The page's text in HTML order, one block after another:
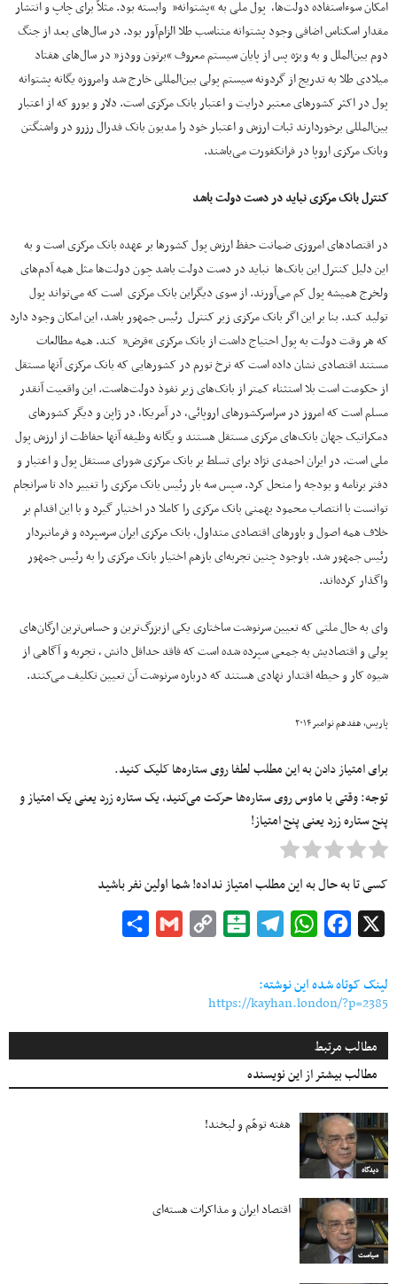
امکان سوءاستفاده دولت‌ها، پول ملی به “پشتوانه” وابسته بود. مثلاً برای چاپ و انتشار
مقدار اسکناس اضافی وجود پشتوانه متناسب طلا الزام‌آور بود. در سال‌های بعد از جنگ
دوم بین‌الملل و به ویژه پس از پایان سیستم معروف “برتون وودز” در سال‌های هفتاد
میلادی طلا به تدریج از گردونه سیستم پولی بین‌المللی خارج شد وامروزه یگانه پشتوانه
پول در اکثر کشورهای معتبر درایت و اعتبار بانک مرکزی است. دلار و یورو که از اعتبار
بین‌المللی برخوردارند ثبات ارزش و اعتبار خود را مدیون بانک فدرال رزرو در واشنگتن
وبانک مرکزی اروپا در فرانکفورت می‌باشند.
کنترل بانک مرکزی نباید در دست دولت باشد
در اقتصادهای امروزی ضمانت حفظ ارزش پول کشورها بر عهده بانک مرکزی است و به
این دلیل کنترل این بانک‌ها نباید در دست دولت باشد چون دولت‌ها مثل همه آدم‌های
ولخرج همیشه پول کم می‌آورند. از سوی دیگراین بانک مرکزی است که می‌تواند پول
تولید کند. بنا بر این اگر بانک مرکزی زیر کنترل رئیس جمهور باشد، این امکان وجود دارد
که هر وقت دولت به پول احتیاج داشت از بانک مرکزی “قرض” کند. همه مطالعات
مستند اقتصادی نشان داده است که نرخ تورم در کشورهایی که بانک مرکزی آنها مستقل
از حکومت است بلا استثناء کمتر از بانک‌های زیر نفوذ دولت‌هاست. این واقعیت آنقدر
مسلم است که امروز در سراسرکشورهای اروپائی، در آمریکا، در ژاپن و دیگر کشورهای
دمکراتیک جهان بانک‌های مرکزی مستقل هستند و یگانه وظیفه آنها حفاظت از ارزش پول
ملی است. در ایران احمدی نژاد برای تسلط بر بانک مرکزی شورای مستقل پول و اعتبار و
دفتر برنامه و بودجه را منحل کرد. سپس سه بار رئیس بانک مرکزی را تغییر داد تا سرانجام
توانست با انتصاب محمود بهمنی بانک مرکزی را کاملا در اختیار گیرد و با این اقدام بر
خلاف همه اصول و باورهای اقتصادی متداول، بانک مرکزی ایران سرسپرده و فرمانبردار
رئیس جمهور شد. باوجود چنین تجربه‌ای بازهم اختیار بانک مرکزی را به رئیس جمهور
واگذار کرده‌اند.
وای به حال ملتی که تعیین سرنوشت ساختاری یکی ازبزرگ‌ترین و حساس‌ترین ارگان‌های
پولی و اقتصادیش به جمعی سپرده شده است که فاقد حداقل دانش ، تجربه و آگاهی از
شیوه کار و حیطه اقتدار نهادی هستند که درباره سرنوشت آن تعیین تکلیف می‌کنند.
پاریس، هفدهم نوامبر ۲۰۱۴
برای امتیاز دادن به این مطلب لطفا روی ستاره‌ها کلیک کنید.
توجه: وقتی با ماوس روی ستاره‌ها حرکت می‌کنید، یک ستاره زرد یعنی یک امتیاز و
پنج ستاره زرد یعنی پنج امتیاز!
کسی تا به حال به این مطلب امتیاز نداده! شما اولین نفر باشید
Facebook
WhatsApp
Telegram
Balatarin
Copy
Gmail
لینک کوتاه شده این نوشته:
https://kayhan.london/?p=2385
مطالب مرتبط
مطالب بیشتر از این نویسنده
دیدگاه
هفته توهّم و لبخند!
سیاست
اقتصاد ایران و مذاکرات هسته‌ای